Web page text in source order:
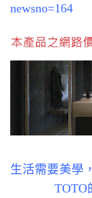
newsno=164
生活需要美學
TOTO的工